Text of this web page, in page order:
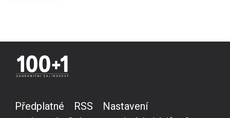
Předplatné RSS
Nastavení